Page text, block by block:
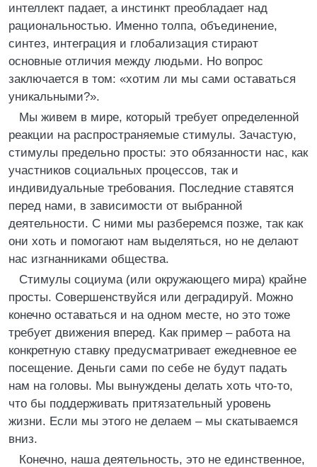
интеллект падает, а инстинкт преобладает над
рациональностью. Именно толпа, объединение,
синтез, интеграция и глобализация стирают
основные отличия между людьми. Но вопрос
заключается в том: «хотим ли мы сами оставаться
уникальными?».
Мы живем в мире, который требует определенной
реакции на распространяемые стимулы. Зачастую,
стимулы предельно просты: это обязанности нас, как
участников социальных процессов, так и
индивидуальные требования. Последние ставятся
перед нами, в зависимости от выбранной
деятельности. С ними мы разберемся позже, так как
они хоть и помогают нам выделяться, но не делают
нас изгнанниками общества.
Стимулы социума (или окружающего мира) крайне
просты. Совершенствуйся или деградируй. Можно
конечно оставаться и на одном месте, но это тоже
требует движения вперед. Как пример – работа на
конкретную ставку предусматривает ежедневное ее
посещение. Деньги сами по себе не будут падать
нам на головы. Мы вынуждены делать хоть что-то,
что бы поддерживать притязательный уровень
жизни. Если мы этого не делаем – мы скатываемся
вниз.
Конечно, наша деятельность, это не единственное,